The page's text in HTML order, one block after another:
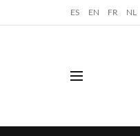
ES EN FR NL